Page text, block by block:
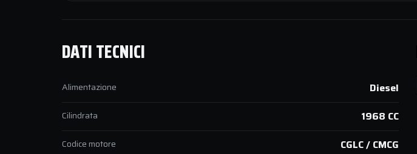
DATI TECNICI
Alimentazione Diesel
Cilindrata 1968 CC
Codice motore CGLC / CMCG